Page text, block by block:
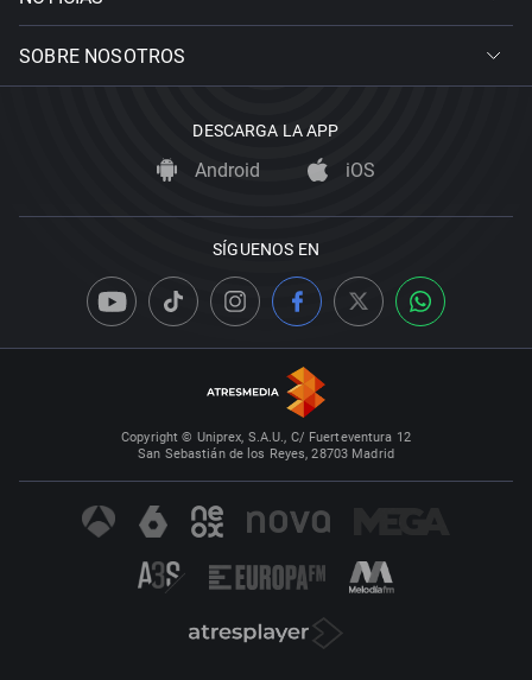
SOBRE NOSOTROS
DESCARGA LA APP
Android iOS
SÍGUENOS EN
Copyright © Uniprex, S.A.U., C/ Fuerteventura 12
San Sebastián de los Reyes, 28703 Madrid